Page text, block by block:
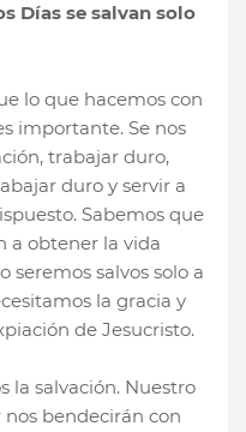
Días se salvan solo
lo que hacemos con
importante. Se nos
trabajar duro,
duro y servir a
Sabemos que
a obtener la vida
seremos salvos solo a
la gracia y
de Jesucristo.
la salvación. Nuestro
nos bendecirán con